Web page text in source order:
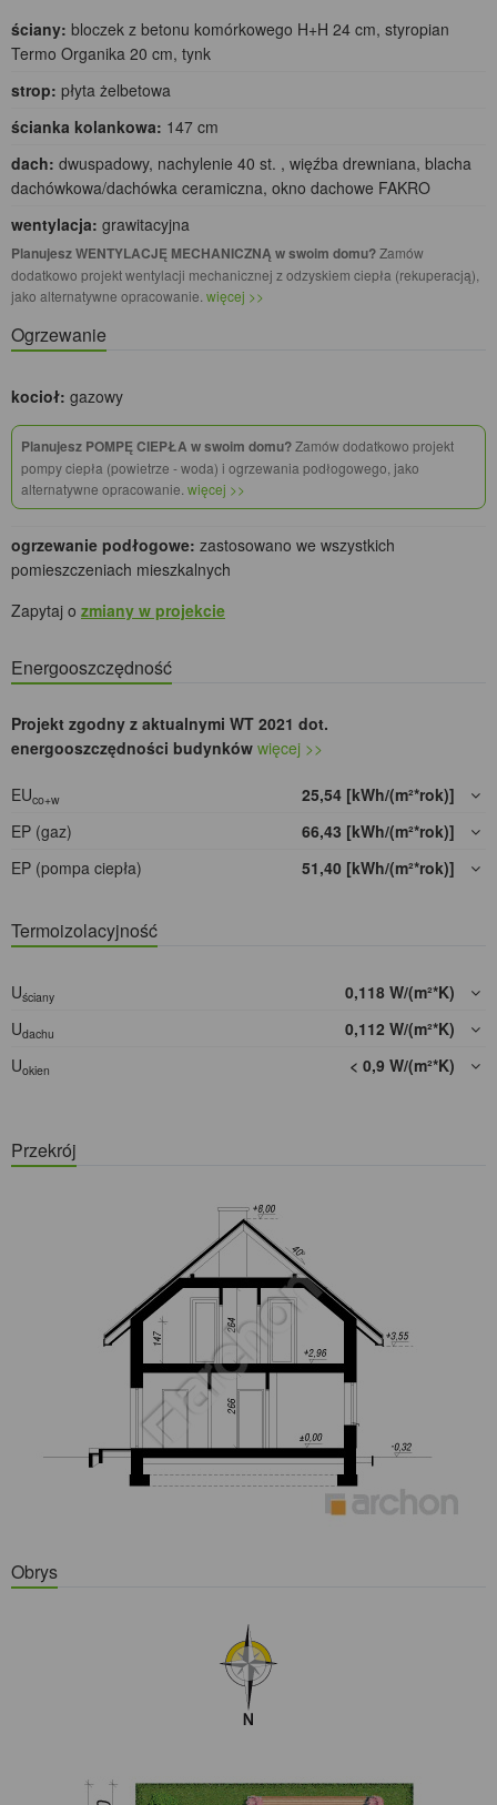
ściany: bloczek z betonu komórkowego H+H 24 cm, styropian
Termo Organika 20 cm, tynk
strop: płyta żelbetowa
ścianka kolankowa: 147 cm
dach: dwuspadowy, nachylenie 40 st. , więźba drewniana, blacha
dachówkowa/dachówka ceramiczna, okno dachowe FAKRO
wentylacja: grawitacyjna
Planujesz WENTYLACJĘ MECHANICZNĄ w swoim domu?Zamów
dodatkowo projekt wentylacji mechanicznej z odzyskiem ciepła (rekuperacją),
jako alternatywne opracowanie. więcej >>
Ogrzewanie
kocioł: gazowy
Planujesz POMPĘ CIEPŁA w swoim domu?Zamów dodatkowo projekt
pompy ciepła (powietrze - woda) i ogrzewania podłogowego, jako
alternatywne opracowanie. więcej >>
ogrzewanie podłogowe: zastosowano we wszystkich
pomieszczeniach mieszkalnych
Zapytaj o zmiany w projekcie
Energooszczędność
Projekt zgodny z aktualnymi WT 2021 dot.
energooszczędności budynków więcej >>
EUco+w
25,54 [kWh/(m²*rok)]
EP (gaz)
66,43 [kWh/(m²*rok)]
EP (pompa ciepła)
51,40 [kWh/(m²*rok)]
Termoizolacyjność
Uściany
0,118 W/(m²*K)
Udachu
0,112 W/(m²*K)
Uokien < 0,9 W/(m²*K)
Przekrój
Obrys